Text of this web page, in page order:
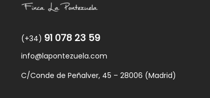
(+34) 91 078 23 59
info@lapontezuela.com
C/Conde de Peñalver, 45 – 28006 (Madrid)